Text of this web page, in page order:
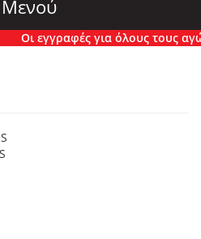
Μενού
Οι εγγραφές για όλους τους